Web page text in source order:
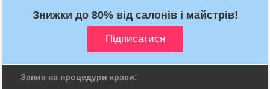
Знижки до 80% від салонів і майстрів!
Запис на процедури краси: